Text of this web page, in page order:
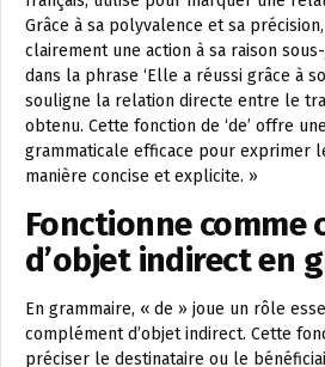
Grâce à sa polyvalence et sa
clairement une action à sa raison
dans la phrase ‘Elle a réussi grâce à
souligne la relation directe entre le
obtenu. Cette fonction de ‘de’ offre
grammaticale efficace pour exprimer
manière concise et explicite. »
Fonctionne comme
d’objet indirect en
En grammaire, « de » joue un rôle
complément d’objet indirect. Cette
préciser le destinataire ou le